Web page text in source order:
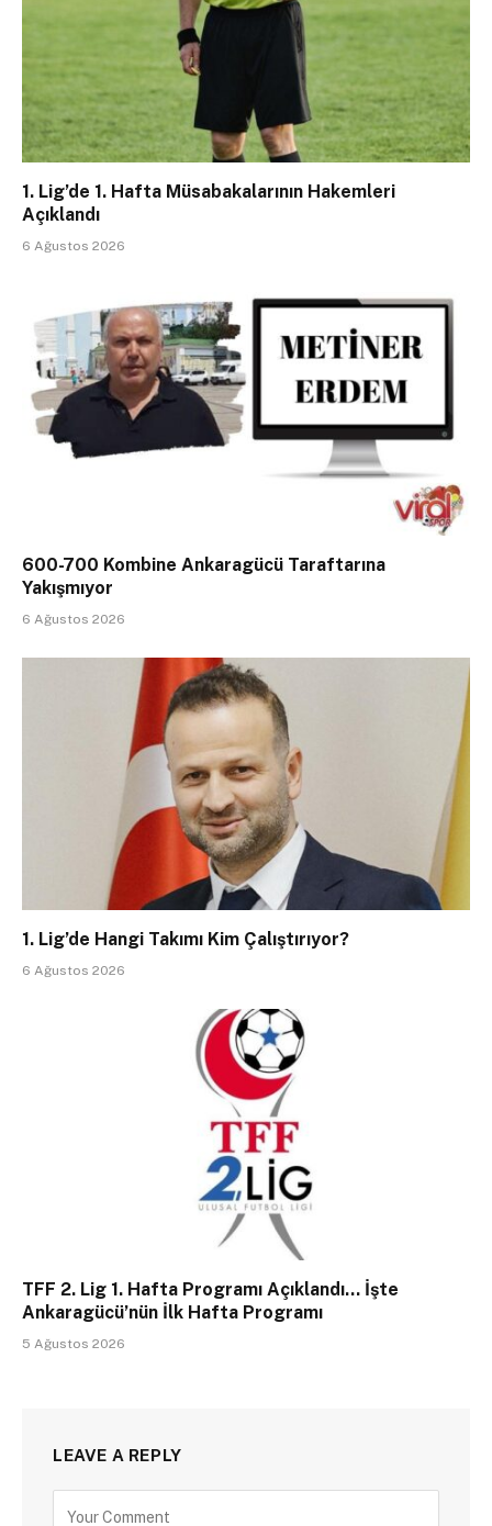
1. Lig’de 1. Hafta Müsabakalarının Hakemleri
Açıklandı
6 Ağustos 2026
600-700 Kombine Ankaragücü Taraftarına
Yakışmıyor
6 Ağustos 2026
1. Lig’de Hangi Takımı Kim Çalıştırıyor?
6 Ağustos 2026
TFF 2. Lig 1. Hafta Programı Açıklandı… İşte
Ankaragücü’nün İlk Hafta Programı
5 Ağustos 2026
LEAVE A REPLY